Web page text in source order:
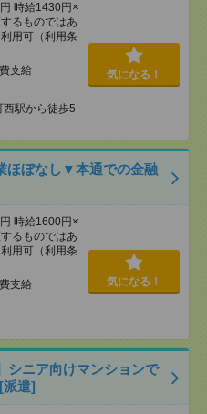
時給1430円×
るものではあ
用可（利用条
支給
西駅から徒歩5
気になる！
ほぼなし▼本通での金融
時給1600円×
るものではあ
用可（利用条
支給
気になる！
シニア向けマンションで
派遣]